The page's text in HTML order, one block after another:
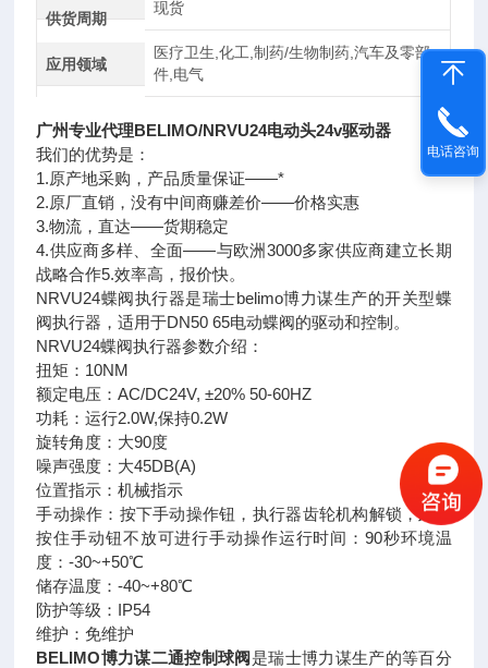
供货周期
现货
应用领域
医疗卫生,化工,制药/生物制药,汽车及零部
件,电气
广州专业代理BELIMO/NRVU24电动头24v驱动器
我们的优势是：
1.原产地采购，产品质量保证——*
2.原厂直销，没有中间商赚差价——价格实惠
3.物流，直达——货期稳定
4.供应商多样、全面——与欧洲3000多家供应商建立长期
战略合作5.效率高，报价快。
NRVU24蝶阀执行器是瑞士belimo博力谋生产的开关型蝶
阀执行器，适用于DN50 65电动蝶阀的驱动和控制。
NRVU24蝶阀执行器参数介绍：
扭矩：10NM
额定电压：AC/DC24V, ±20% 50-60HZ
功耗：运行2.0W,保持0.2W
旋转角度：大90度
噪声强度：大45DB(A)
位置指示：机械指示
手动操作：按下手动操作钮，执行器齿轮机构解锁，此时
按住手动钮不放可进行手动操作运行时间：90秒环境温
度：-30~+50℃
储存温度：-40~+80℃
防护等级：IP54
维护：免维护
BELIMO博力谋二通控制球阀是瑞士博力谋生产的等百分
电话咨询